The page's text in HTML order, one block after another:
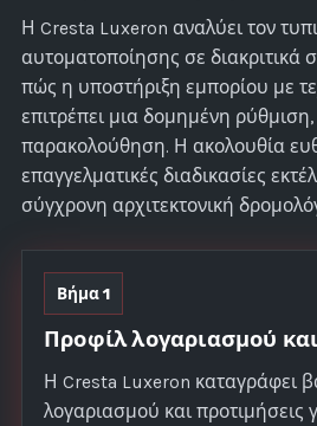
Η Cresta Luxeron αναλύει τον
αυτοματοποίησης σε διακριτικά
πώς η υποστήριξη εμπορίου με
επιτρέπει μια δομημένη
παρακολούθηση. Η ακολουθία
επαγγελματικές διαδικασίες
σύγχρονη αρχιτεκτονική
Βήμα 1
Προφίλ λογαριασμού
Η Cresta Luxeron καταγράφει
λογαριασμού και προτιμήσεις